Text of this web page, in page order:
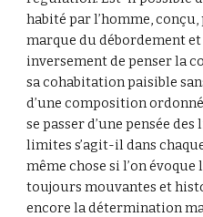
habité par l’homme,
marque du débordement
inversement de penser la
sa cohabitation paisible
d’une composition
se passer d’une pensée
limites s’agit-il dans
même chose si l’on
toujours mouvantes et
encore la détermination